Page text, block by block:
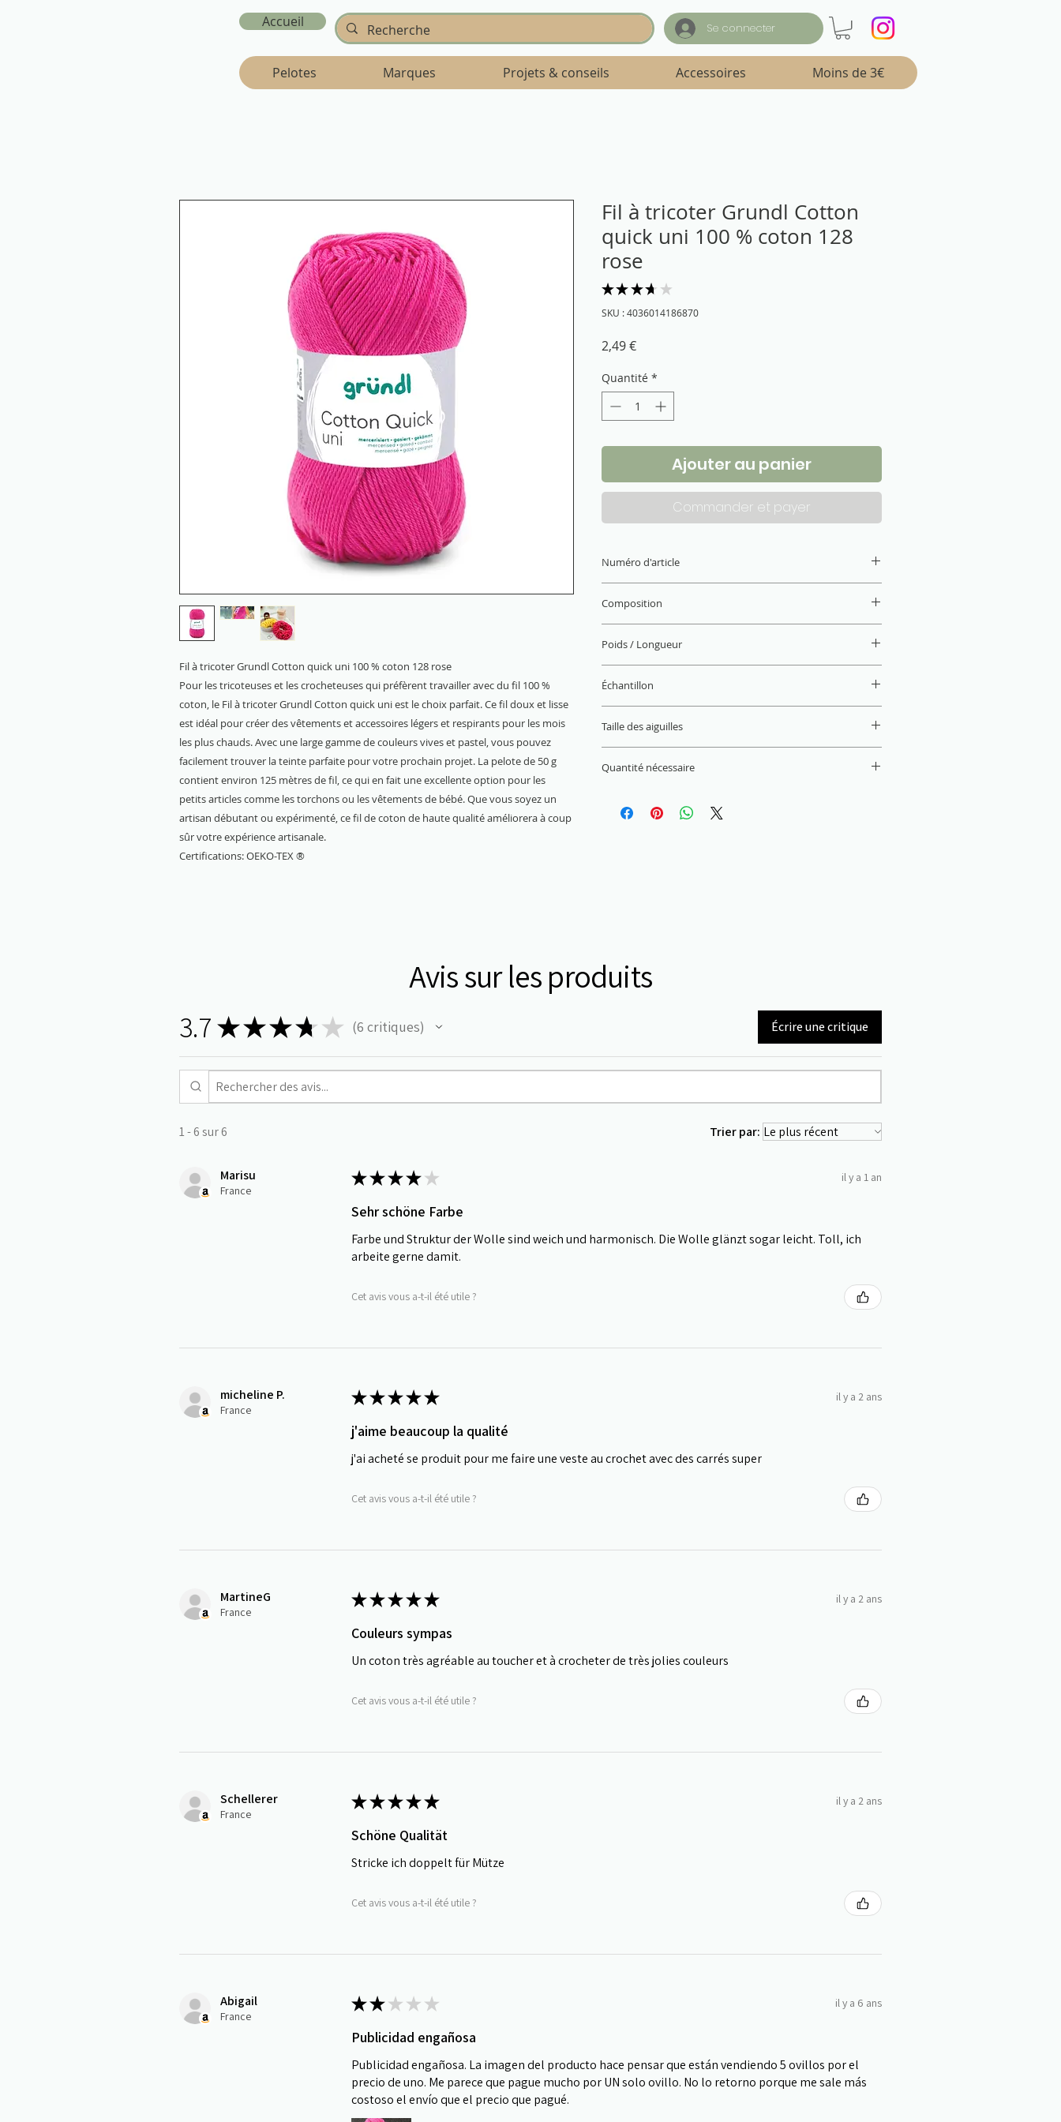
Accueil Se connecter
Pelotes Marques Projets & conseils Accessoires Moins de 3€
Fil à tricoter Grundl Cotton quick uni 100 % coton 128 rose
Pour les tricoteuses et les crocheteuses qui préfèrent travailler avec du fil 100 %
coton, le Fil à tricoter Grundl Cotton quick uni est le choix parfait. Ce fil doux et lisse
est idéal pour créer des vêtements et accessoires légers et respirants pour les mois
les plus chauds. Avec une large gamme de couleurs vives et pastel, vous pouvez
facilement trouver la teinte parfaite pour votre prochain projet. La pelote de 50 g
contient environ 125 mètres de fil, ce qui en fait une excellente option pour les
petits articles comme les torchons ou les vêtements de bébé. Que vous soyez un
artisan débutant ou expérimenté, ce fil de coton de haute qualité améliorera à coup
sûr votre expérience artisanale.
Certifications: OEKO-TEX ®
Fil à tricoter Grundl Cotton
quick uni 100 % coton 128
rose
★ ★ ★ ★ ★
SKU : 4036014186870
2,49 €Prix
Quantité *
Ajouter au panier
Commander et payer
Numéro d'article
Composition
Poids / Longueur
Échantillon
Taille des aiguilles
Quantité nécessaire
Avis sur les produits
3.7 ★★★★ ★ 6 critiques
6 Écrire une critique
1 - 6 sur 6 Trier par:
Marisu
France
★★★★ ★ il y a 1 an
Sehr schöne Farbe
Farbe und Struktur der Wolle sind weich und harmonisch. Die Wolle glänzt sogar leicht. Toll, ich
arbeite gerne damit.
Cet avis vous a-t-il été utile ?
micheline P.
France
★★★★★ il y a 2 ans
j'aime beaucoup la qualité
j'ai acheté se produit pour me faire une veste au crochet avec des carrés super
Cet avis vous a-t-il été utile ?
MartineG
France
★★★★★ il y a 2 ans
Couleurs sympas
Un coton très agréable au toucher et à crocheter de très jolies couleurs
Cet avis vous a-t-il été utile ?
Schellerer
France
★★★★★ il y a 2 ans
Schöne Qualität
Stricke ich doppelt für Mütze
Cet avis vous a-t-il été utile ?
Abigail
France
★★ ★ ★ ★ il y a 6 ans
Publicidad engañosa
Publicidad engañosa. La imagen del producto hace pensar que están vendiendo 5 ovillos por el
precio de uno. Me parece que pague mucho por UN solo ovillo. No lo retorno porque me sale más
costoso el envío que el precio que pagué.